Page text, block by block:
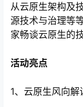
从云原生架构及
源技术与治理等
家畅谈云原生的
活动亮点
1、云原生风向